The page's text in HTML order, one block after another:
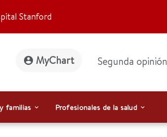
Stanford
MyChart Segunda opinión
familias Profesionales de la salud